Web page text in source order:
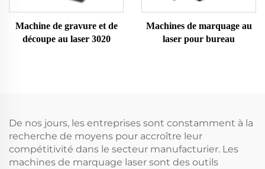
Machine de gravure et de
découpe au laser 3020
Machines de marquage au
laser pour bureau
De nos jours, les entreprises sont constamment à la
recherche de moyens pour accroître leur
compétitivité dans le secteur manufacturier. Les
machines de marquage laser sont des outils